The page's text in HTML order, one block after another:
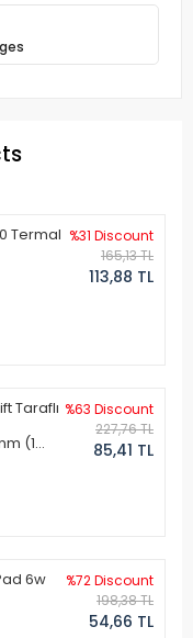
Termal %31 Discount
165,13 TL
113,88 TL
Taraflı
(1
%63 Discount
227,76 TL
85,41 TL
6w
%72 Discount
198,38 TL
54,66 TL